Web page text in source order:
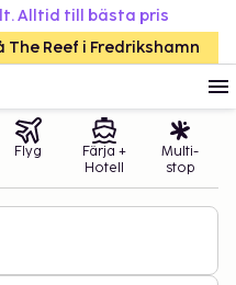
Alltid till bästa pris
The Reef i Fredrikshamn
Flyg
Färja +
Hotell
Multi-
stop